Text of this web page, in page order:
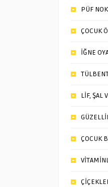
PÜF
ÇOCUK
İĞNE
LİF, ŞAL
ÇOCUK